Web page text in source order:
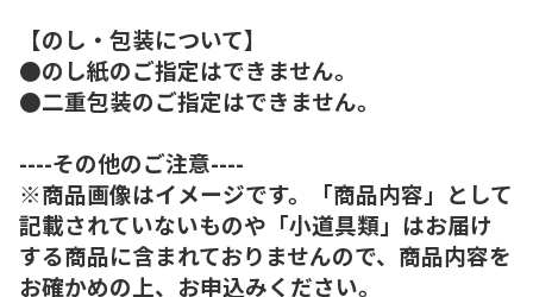
【のし・包装について】
●のし紙のご指定はできません。
●二重包装のご指定はできません。
----その他のご注意----
※商品画像はイメージです。「商品内容」として
記載されていないものや「小道具類」はお届け
する商品に含まれておりませんので、商品内容を
お確かめの上、お申込みください。